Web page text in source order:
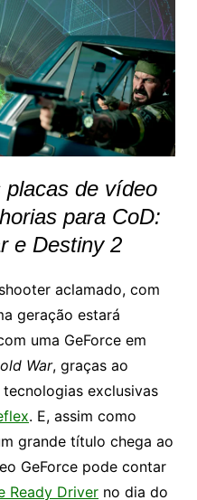
placas de vídeo
para CoD:
e Destiny 2
aclamado, com
geração estará
uma GeForce em
War, graças ao
exclusivas
. E, assim como
grande título chega ao
GeForce pode contar
Ready Driverno dia do